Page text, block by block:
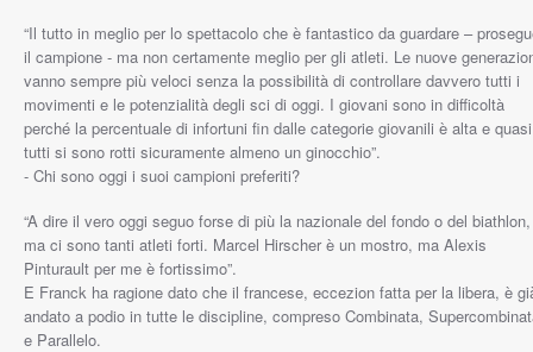
“Il tutto in meglio per lo spettacolo che è fantastico da guardare –
il campione - ma non certamente meglio per gli atleti. Le nuove
vanno sempre più veloci senza la possibilità di controllare davvero tutti i
movimenti e le potenzialità degli sci di oggi. I giovani sono in difficoltà
perché la percentuale di infortuni fin dalle categorie giovanili è alta e quasi
tutti si sono rotti sicuramente almeno un ginocchio”.
- Chi sono oggi i suoi campioni preferiti?
“A dire il vero oggi seguo forse di più la nazionale del fondo o del biathlon,
ma ci sono tanti atleti forti. Marcel Hirscher è un mostro, ma Alexis
Pinturault per me è fortissimo”.
E Franck ha ragione dato che il francese, eccezion fatta per la libera, è
andato a podio in tutte le discipline, compreso Combinata,
e Parallelo.